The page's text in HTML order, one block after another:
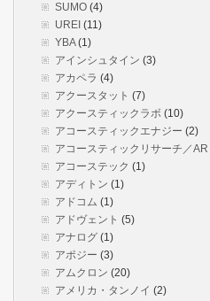
SUMO (4)
UREI (11)
YBA(1)
アインシュタイン (3)
アカペラ (4)
アクースタット (7)
アクースティックラボ (10)
アコースティックエナジー (2)
アコースティックリサーチ／AR
アコーステック (1)
アディトン (1)
アドコム (1)
アドヴェント (5)
アナログ (1)
アポジー (3)
アムクロン (20)
アメリカ・タンノイ (2)